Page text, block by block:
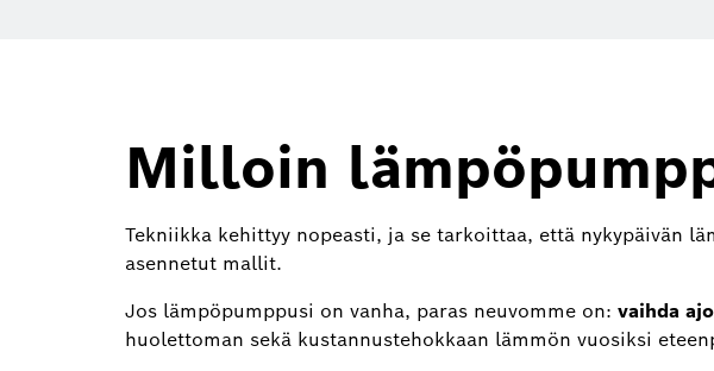
Milloin
Tekniikka kehittyy nopeasti, ja se tarkoittaa, että nykypäivän
asennetut mallit.
Jos lämpöpumppusi on vanha, paras neuvomme on: vaihda
huolettoman sekä kustannustehokkaan lämmön vuosiksi